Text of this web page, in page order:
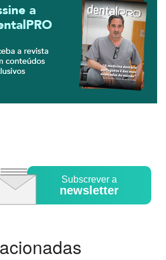
Subscrever a
newsletter